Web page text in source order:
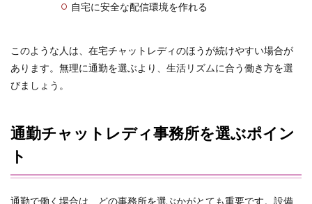
自宅に安全な配信環境を作れる
このような人は、在宅チャットレディのほうが続けやすい場合が
あります。無理に通勤を選ぶより、生活リズムに合う働き方を選
びましょう。
通勤チャットレディ事務所を選ぶポイン
ト
通勤で働く場合は、どの事務所を選ぶかがとても重要です。設備